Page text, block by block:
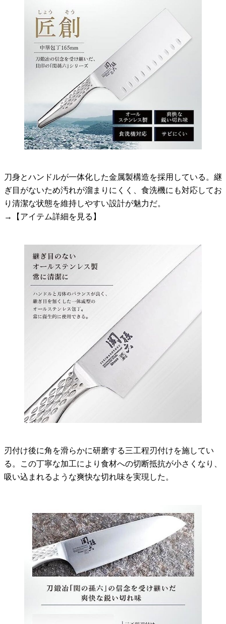
刀身とハンドルが一体化した金属製構造を採用している。継
ぎ目がないため汚れが溜まりにくく、食洗機にも対応してお
り清潔な状態を維持しやすい設計が魅力だ。
→【アイテム詳細を見る】
刃付け後に角を滑らかに研磨する三工程刃付けを施してい
る。この丁寧な加工により食材への切断抵抗が小さくなり、
吸い込まれるような爽快な切れ味を実現した。